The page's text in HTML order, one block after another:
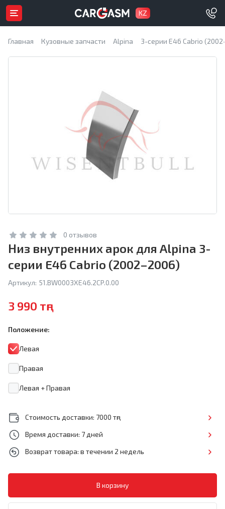
KZ
Главная Кузовные запчасти Alpina 3-серии E46 Cabrio
0 отзывов
Низ внутренних арок для Alpina 3-
серии E46 Cabrio (2002–2006)
Артикул: 51.BW0003XE46.2CP.0.00
3 990 тңг
Положение:
Левая
Правая
Левая + Правая
Стоимость доставки: 7000 тңг
Время доставки: 7 дней
Возврат товара: в течении 2 недель